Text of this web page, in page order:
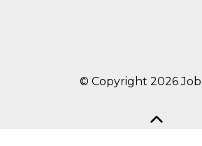
© Copyright 2026